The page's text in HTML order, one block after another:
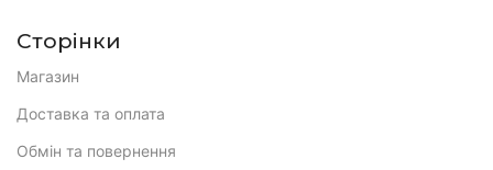
Сторінки
Магазин
Доставка та оплата
Обмін та повернення